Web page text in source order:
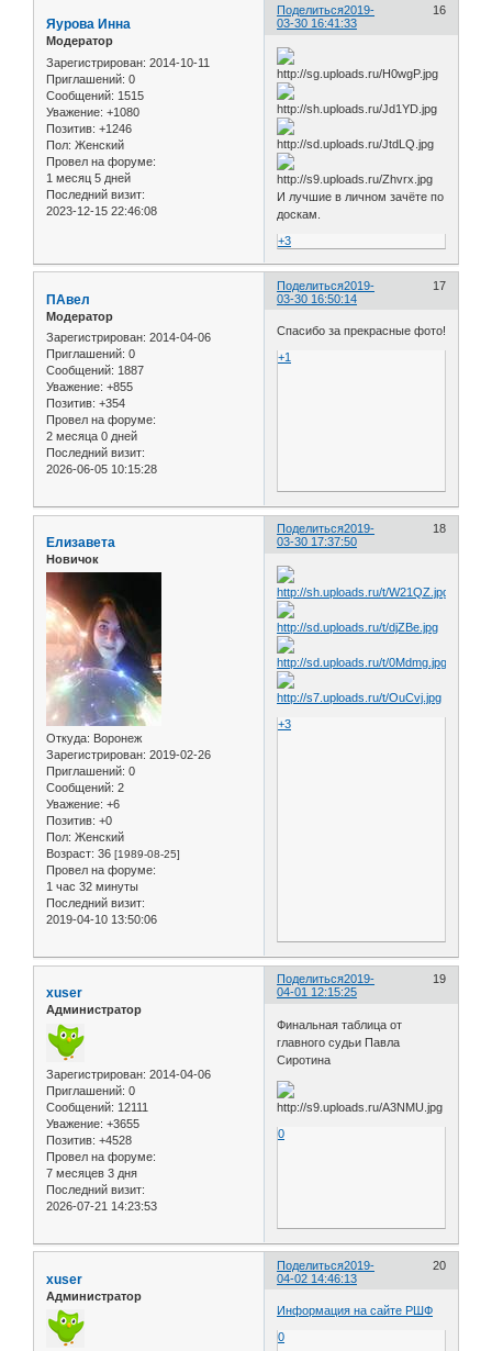
Поделиться 16
2019-
03-30 16:41:33
Яурова Инна
Модератор
Зарегистрирован: 2014-10-11
Приглашений: 0
Сообщений: 1515
Уважение: +1080
Позитив: +1246
Пол: Женский
Провел на форуме:
1 месяц 5 дней
Последний визит:
2023-12-15 22:46:08
И лучшие в личном зачёте по
доскам.
+3
Поделиться 17
2019-
03-30 16:50:14
ПАвел
Модератор
Зарегистрирован: 2014-04-06
Приглашений: 0
Сообщений: 1887
Уважение: +855
Позитив: +354
Провел на форуме:
2 месяца 0 дней
Последний визит:
2026-06-05 10:15:28
Спасибо за прекрасные фото!
+1
Поделиться 18
2019-
03-30 17:37:50
Елизавета
Новичок
Откуда: Воронеж
Зарегистрирован: 2019-02-26
Приглашений: 0
Сообщений: 2
Уважение: +6
Позитив: +0
Пол: Женский
Возраст: 36 [1989-08-25]
Провел на форуме:
1 час 32 минуты
Последний визит:
2019-04-10 13:50:06
+3
Поделиться 19
2019-
04-01 12:15:25
xuser
Администратор
Зарегистрирован: 2014-04-06
Приглашений: 0
Сообщений: 12111
Уважение: +3655
Позитив: +4528
Провел на форуме:
7 месяцев 3 дня
Последний визит:
2026-07-21 14:23:53
Финальная таблица от
главного судьи Павла
Сиротина
0
Поделиться 20
2019-
04-02 14:46:13
xuser
Администратор
Информация на сайте РШФ
0